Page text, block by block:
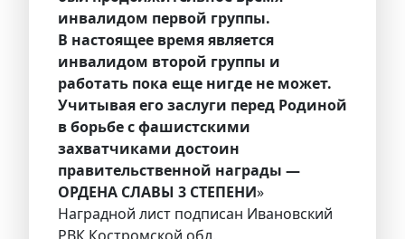
инвалидом первой группы.
В настоящее время является
инвалидом второй группы и
работать пока еще нигде не может.
Учитывая его заслуги перед Родиной
в борьбе с фашистскими
захватчиками достоин
правительственной награды —
ОРДЕНА СЛАВЫ 3 СТЕПЕНИ»
Наградной лист подписан Ивановский